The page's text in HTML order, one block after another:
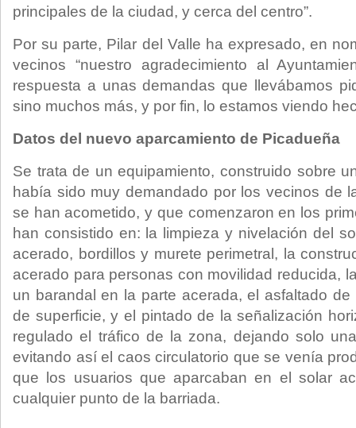
principales de la ciudad, y cerca del centro”.
Por su parte, Pilar del Valle ha expresado, en
vecinos “nuestro agradecimiento al
respuesta a unas demandas que llevábamos
sino muchos más, y por fin, lo estamos viendo
Datos del nuevo aparcamiento de Picadueña
Se trata de un equipamiento, construido sobre
había sido muy demandado por los vecinos de
se han acometido, y que comenzaron en los
han consistido en: la limpieza y nivelación del
acerado, bordillos y murete perimetral, la
acerado para personas con movilidad reducida,
un barandal en la parte acerada, el asfaltado
de superficie, y el pintado de la señalización
regulado el tráfico de la zona, dejando solo
evitando así el caos circulatorio que se venía
que los usuarios que aparcaban en el solar
cualquier punto de la barriada.